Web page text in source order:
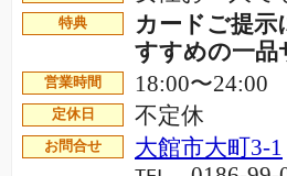
特典
カードご提示
すすめの一品
営業時間 18:00〜24:00
定休日 不定休
お問合せ 大館市大町3-1